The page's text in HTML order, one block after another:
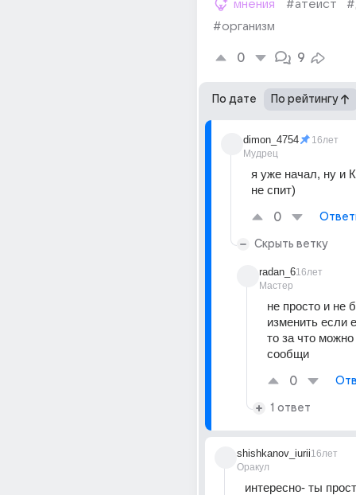
мнения #атеист
#организм
0 9
По дате По рейтингу
dimon_4754
Мудрец
16лет
я уже начал, ну и
не спит)
0
Скрыть ветку
radan_6
Мастер
16лет
не просто и не
изменить если
то за что
сообщи
0
1 ответ
shishkanov_iurii
Оракул
16лет
интересно- ты